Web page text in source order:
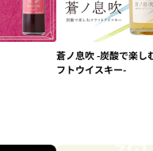
蒼ノ息吹 -炭酸で楽し
フトウイスキー-